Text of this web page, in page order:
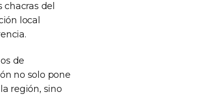
del
local
de
no solo pone
región, sino